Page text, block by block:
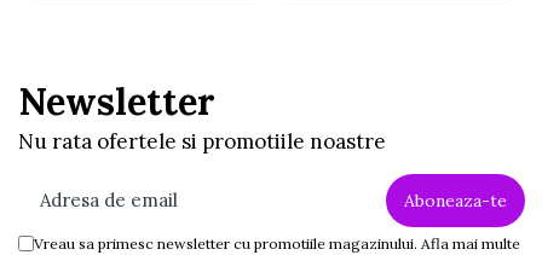
Newsletter
Nu rata ofertele si promotiile noastre
Vreau sa primesc newsletter cu promotiile magazinului. Afla mai multe